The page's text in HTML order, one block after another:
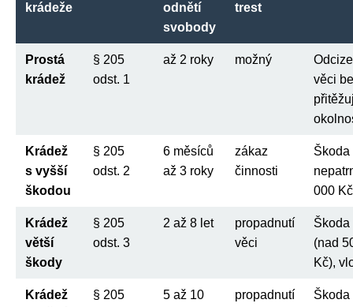
krádeže
odnětí
svobody
trest
Prostá
krádež
§ 205
odst. 1
až 2 roky možný
věci
Krádež
s vyšší
škodou
§ 205
odst. 2
6 měsíců
až 3 roky
zákaz
činnosti
000
Krádež
větší
škody
§ 205
odst. 3
2 až 8 let
propadnutí
věci
Škoda
(nad
Kč),
Krádež
§ 205
5 až 10
propadnutí
Škoda